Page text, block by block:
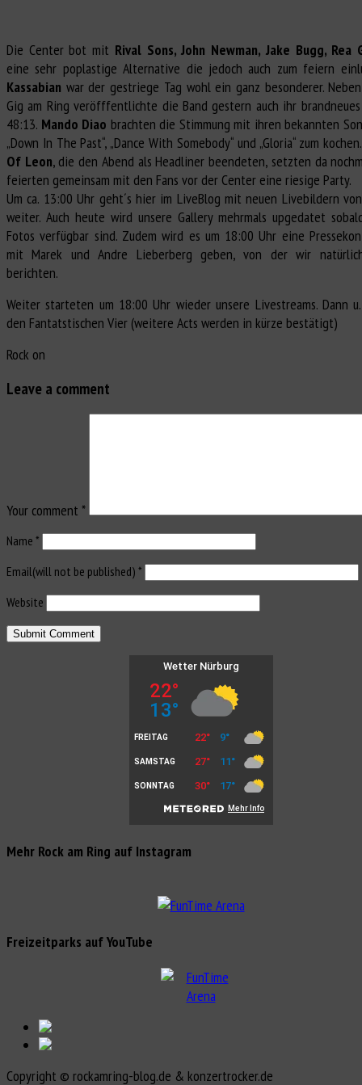
Die Center bot mit Rival Sons, John Newman, Jake Bugg, Rea
eine sehr poplastige Alternative die jedoch auch zum feiern
Kassabian war der gestriege Tag wohl ein ganz besonderer.
Gig am Ring veröfffentlichte die Band gestern auch ihr
48:13. Mando Diao brachten die Stimmung mit ihren bekannten
„Down In The Past“, „Dance With Somebody“ und „Gloria“ zum
Of Leon, die den Abend als Headliner beendeten, setzten da
feierten gemeinsam mit den Fans vor der Center eine riesige Party.
Um ca. 13:00 Uhr geht´s hier im LiveBlog mit neuen Livebildern
weiter. Auch heute wird unsere Gallery mehrmals upgedatet
Fotos verfügbar sind. Zudem wird es um 18:00 Uhr eine
mit Marek und Andre Lieberberg geben, von der wir
berichten.
Weiter starteten um 18:00 Uhr wieder unsere Livestreams. Dann
den Fantatstischen Vier (weitere Acts werden in kürze bestätigt)
Rock on
Leave a comment
Your comment *
Name *
Email(will not be published) *
Website
Mehr Rock am Ring auf Instagram
Freizeitparks auf YouTube
Copyright © rockamring-blog.de & konzertrocker.de